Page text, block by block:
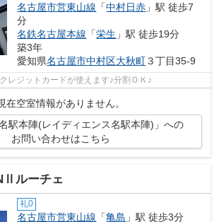
名古屋市営東山線 「中村日赤 」駅 徒歩7
分
名鉄名古屋本線 「栄生 」駅 徒歩19分
築3年
愛知県名古屋市中村区大秋町３丁目35-9
レジットカードが使えます♪分割ＯＫ♪
在空室情報がありません。
名駅本陣(レイディエンス名駅本陣)」への
お問い合わせはこちら
ルーチェ
礼0
名古屋市営東山線 「亀島 」駅 徒歩3分